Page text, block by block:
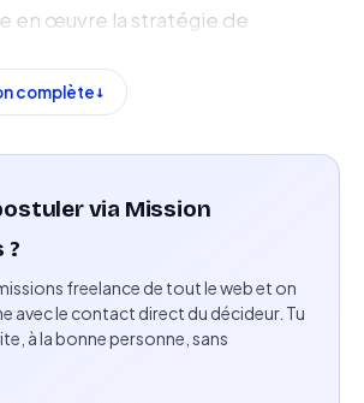
en œuvre la stratégie de
(textes, images, vidéos).
de création et de gestion de
Adobe Photoshop, Adobe
Creative Suite et Hootsuite.
des publications grâce aux
complète
via Mission
?
freelance de tout le web et on
avec le contact direct du décideur. Tu
à la bonne personne, sans